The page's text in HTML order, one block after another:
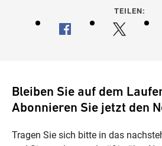
TEILEN:
Bleiben Sie auf dem
Abonnieren Sie jetzt den
Tragen Sie sich bitte in das